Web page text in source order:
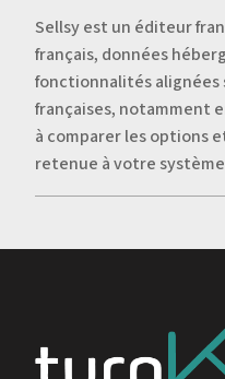
Sellsy est un éditeur
français, données
fonctionnalités alignées
françaises, notamment
à comparer les options
retenue à votre